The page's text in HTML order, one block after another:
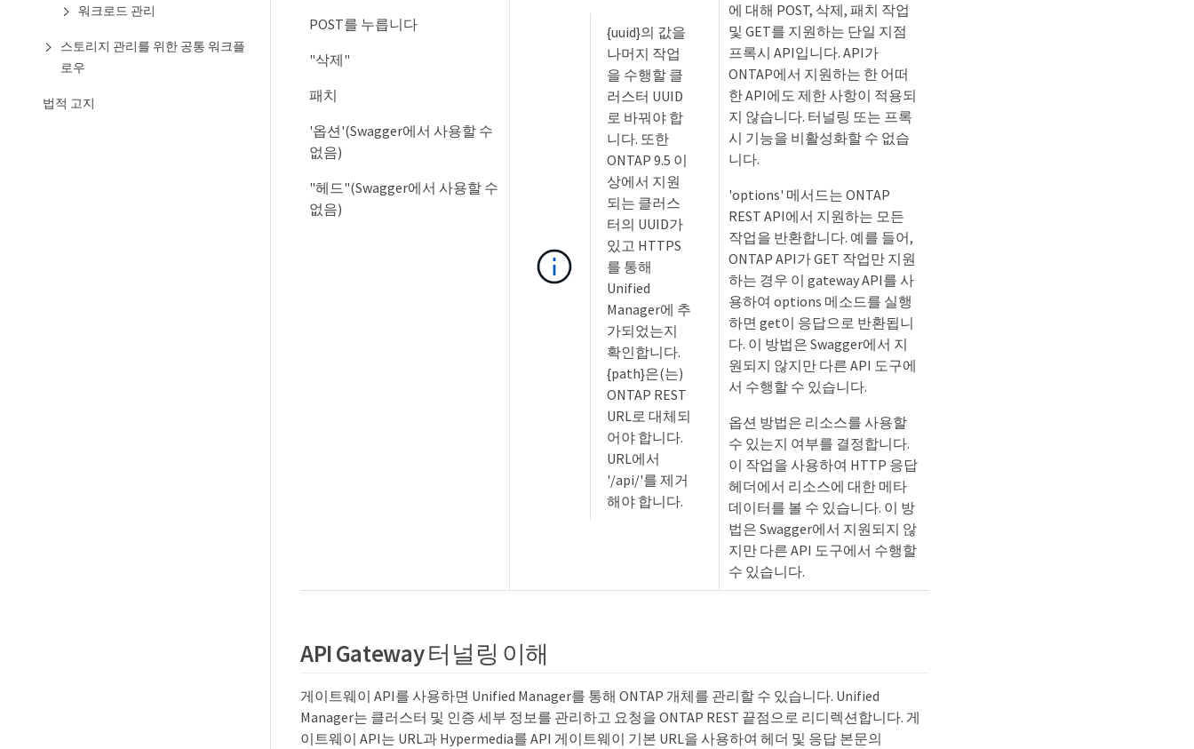
워크로드 관리
스토리지 관리를 위한 공통 워크플
로우
법적 고지
POST를 누릅니다
"삭제"
패치
'옵션'(Swagger에서 사용할 수
없음)
"헤드"(Swagger에서 사용할 수
없음)
{uuid}의 값을
나머지 작업
을 수행할 클
러스터 UUID
로 바꿔야 합
니다. 또한
ONTAP 9.5 이
상에서 지원
되는 클러스
터의 UUID가
있고 HTTPS
를 통해
Unified
Manager에 추
가되었는지
확인합니다.
{path}은(는)
ONTAP REST
URL로 대체되
어야 합니다.
URL에서
'/api/'를 제거
해야 합니다.
에 대해 POST, 삭제, 패치 작업
및 GET를 지원하는 단일 지점
프록시 API입니다. API가
ONTAP에서 지원하는 한 어떠
한 API에도 제한 사항이 적용되
지 않습니다. 터널링 또는 프록
시 기능을 비활성화할 수 없습
니다.
'options' 메서드는 ONTAP
REST API에서 지원하는 모든
작업을 반환합니다. 예를 들어,
ONTAP API가 GET 작업만 지원
하는 경우 이 gateway API를 사
용하여 options 메소드를 실행
하면 get이 응답으로 반환됩니
다. 이 방법은 Swagger에서 지
원되지 않지만 다른 API 도구에
서 수행할 수 있습니다.
옵션 방법은 리소스를 사용할
수 있는지 여부를 결정합니다.
이 작업을 사용하여 HTTP 응답
헤더에서 리소스에 대한 메타
데이터를 볼 수 있습니다. 이 방
법은 Swagger에서 지원되지 않
지만 다른 API 도구에서 수행할
수 있습니다.
API Gateway 터널링 이해
게이트웨이 API를 사용하면 Unified Manager를 통해 ONTAP 개체를 관리할 수 있습니다. Unified
Manager는 클러스터 및 인증 세부 정보를 관리하고 요청을 ONTAP REST 끝점으로 리디렉션합니다. 게
이트웨이 API는 URL과 Hypermedia를 API 게이트웨이 기본 URL을 사용하여 헤더 및 응답 본문의